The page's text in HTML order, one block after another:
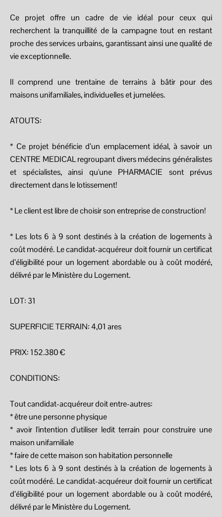
Ce projet offre un cadre de vie idéal pour ceux qui
recherchent la tranquillité de la campagne tout en restant
proche des services urbains, garantissant ainsi une qualité de
vie exceptionnelle.
Il comprend une trentaine de terrains à bâtir pour des
maisons unifamiliales, individuelles et jumelées.
ATOUTS:
* Ce projet bénéficie d’un emplacement idéal, à savoir un
CENTRE MEDICAL regroupant divers médecins généralistes
et spécialistes, ainsi qu'une PHARMACIE sont prévus
directement dans le lotissement!
* Le client est libre de choisir son entreprise de construction!
* Les lots 6 à 9 sont destinés à la création de logements à
coût modéré. Le candidat-acquéreur doit fournir un certificat
d’éligibilité pour un logement abordable ou à coût modéré,
délivré par le Ministère du Logement.
LOT: 31
SUPERFICIE TERRAIN: 4,01 ares
PRIX: 152.380 €
CONDITIONS:
Tout candidat-acquéreur doit entre-autres:
* être une personne physique
* avoir l'intention d'utiliser ledit terrain pour construire une
maison unifamiliale
* faire de cette maison son habitation personnelle
* Les lots 6 à 9 sont destinés à la création de logements à
coût modéré. Le candidat-acquéreur doit fournir un certificat
d’éligibilité pour un logement abordable ou à coût modéré,
délivré par le Ministère du Logement.